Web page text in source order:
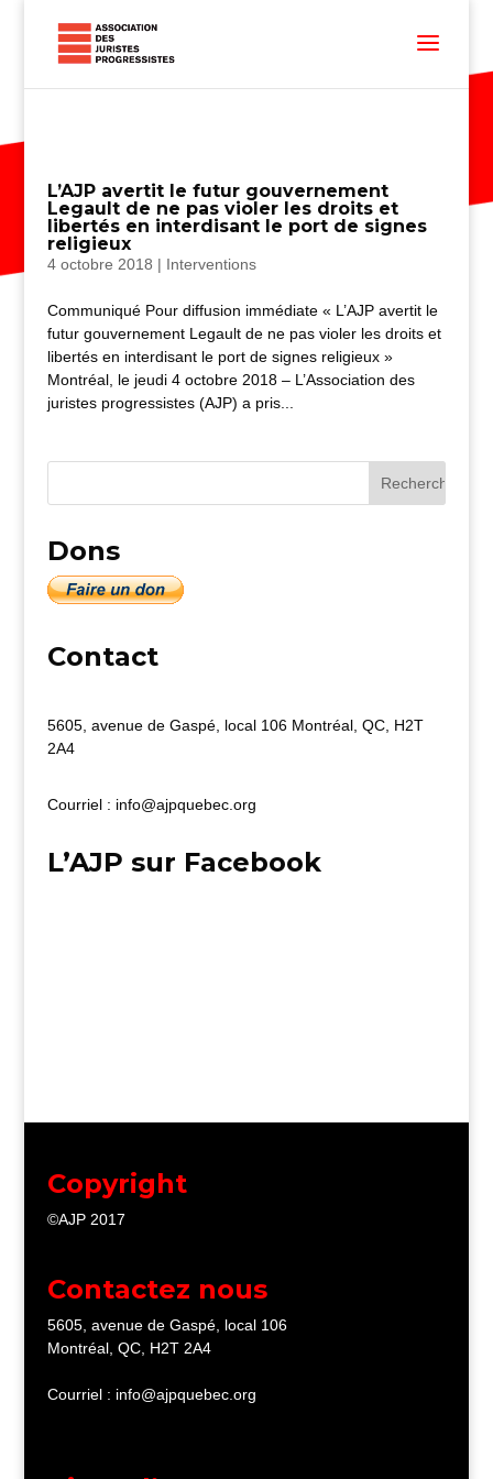
L’AJP avertit le futur gouvernement
Legault de ne pas violer les droits et
libertés en interdisant le port de signes
religieux
4 octobre 2018 | Interventions
Communiqué Pour diffusion immédiate « L’AJP avertit le
futur gouvernement Legault de ne pas violer les droits et
libertés en interdisant le port de signes religieux »
Montréal, le jeudi 4 octobre 2018 – L’Association des
juristes progressistes (AJP) a pris...
Dons
Contact
5605, avenue de Gaspé, local 106 Montréal, QC, H2T
2A4
Courriel : info@ajpquebec.org
L’AJP sur Facebook
Copyright
©AJP 2017
Contactez nous
5605, avenue de Gaspé, local 106
Montréal, QC, H2T 2A4
Courriel : info@ajpquebec.org